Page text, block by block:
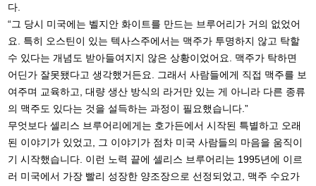
다.
“그 당시 미국에는 벨지안 화이트를 만드는 브루어리가 거의 없었어
요. 특히 오스틴이 있는 텍사스주에서는 맥주가 투명하지 않고 탁할
수 있다는 개념도 받아들여지지 않은 상황이었어요. 맥주가 탁하면
어딘가 잘못됐다고 생각했거든요. 그래서 사람들에게 직접 맥주를 보
여주며 교육하고, 대량 생산 방식의 라거만 있는 게 아니라 다른 종류
의 맥주도 있다는 것을 설득하는 과정이 필요했습니다.”
무엇보다 셀리스 브루어리에게는 호가든에서 시작된 특별하고 오래
된 이야기가 있었고, 그 이야기가 점차 미국 사람들의 마음을 움직이
기 시작했습니다. 이런 노력 끝에 셀리스 브루어리는 1995년에 이르
러 미국에서 가장 빨리 성장한 양조장으로 선정되었고, 맥주 수요가